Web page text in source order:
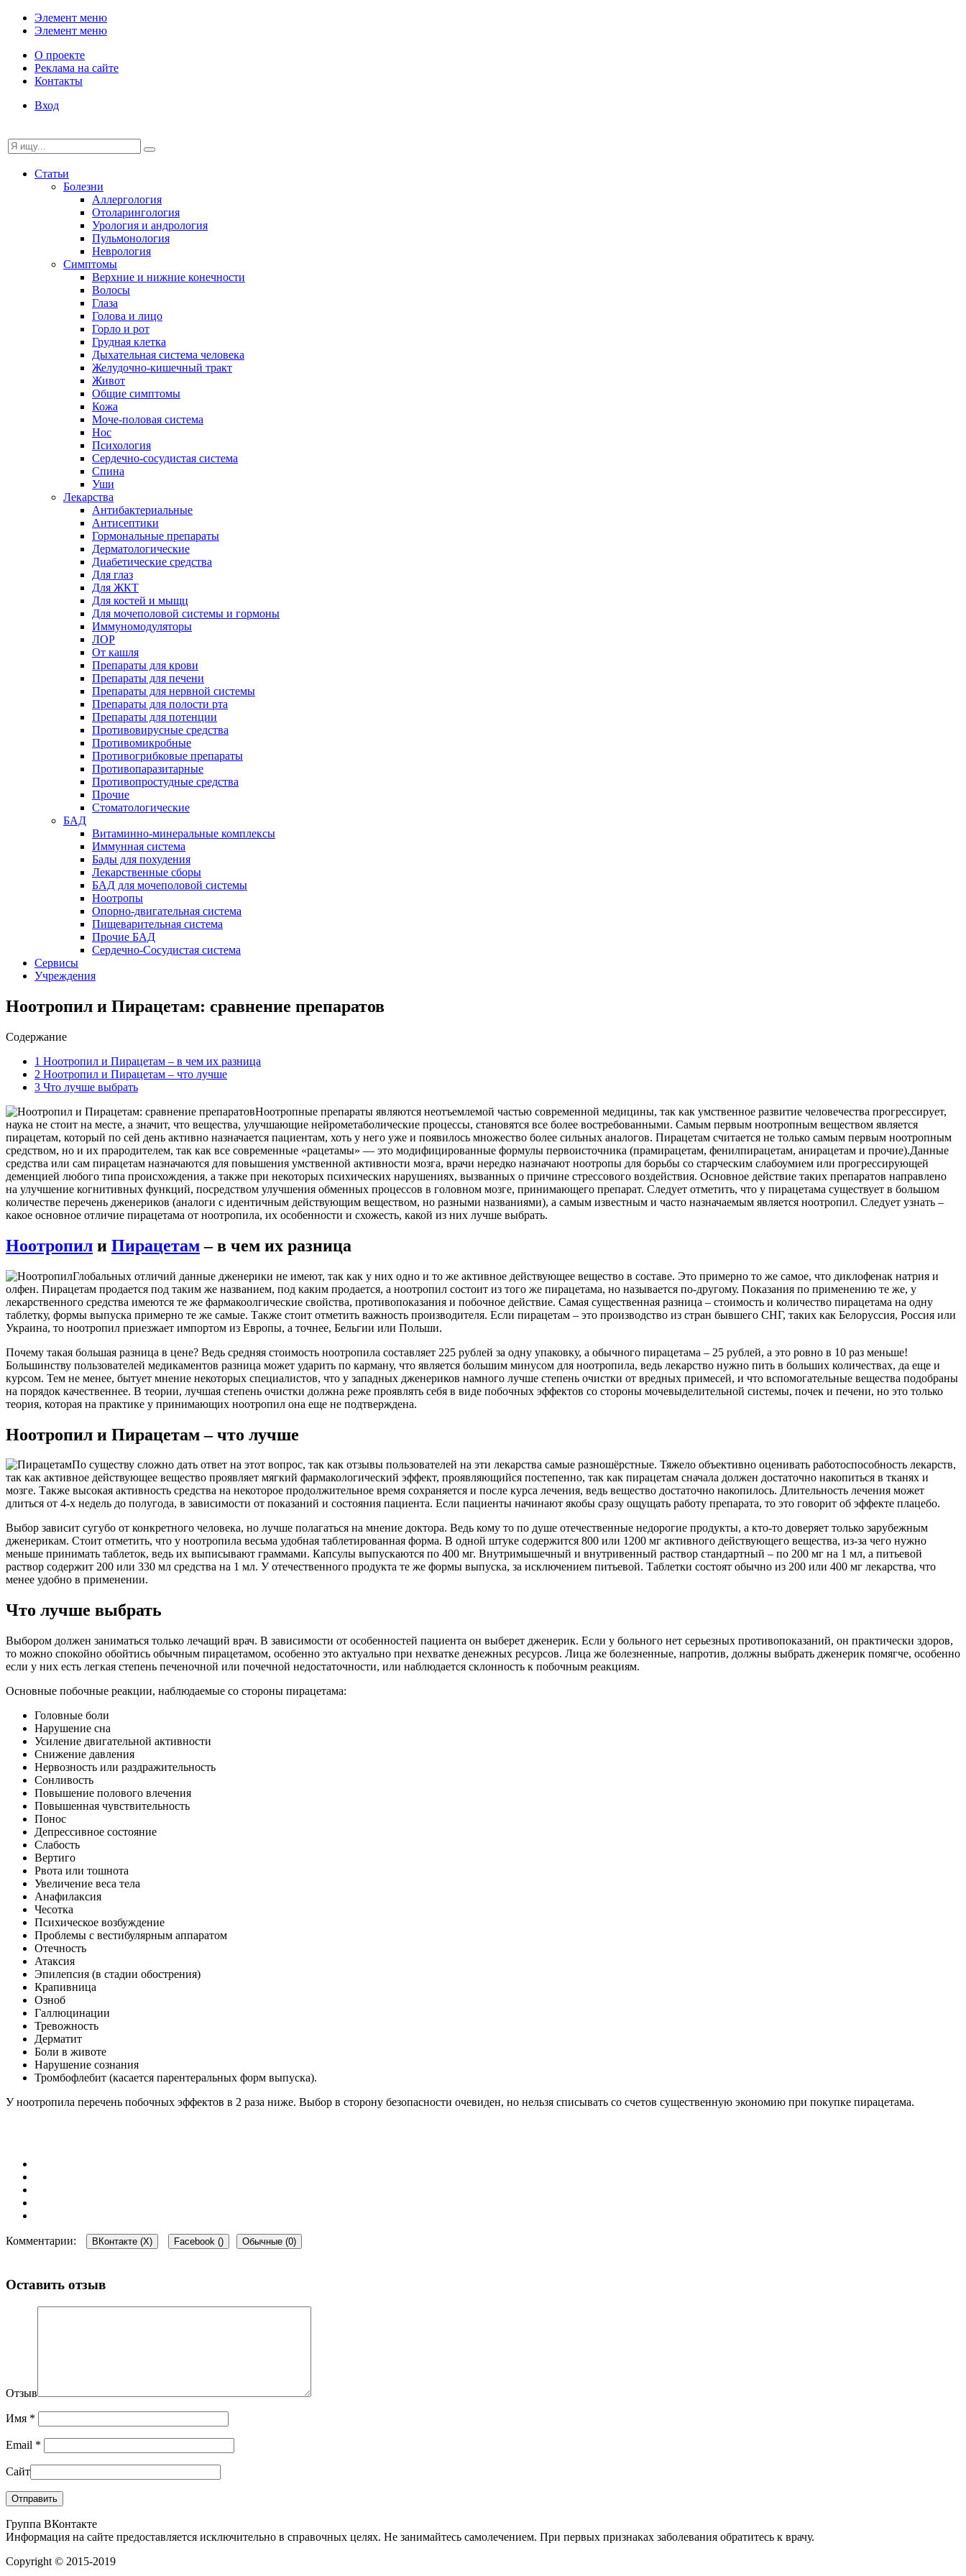
Элемент меню
Элемент меню
О проекте
Реклама на сайте
Контакты
Вход
Статьи
Болезни
Аллергология
Отоларингология
Урология и андрология
Пульмонология
Неврология
Симптомы
Верхние и нижние конечности
Волосы
Глаза
Голова и лицо
Горло и рот
Грудная клетка
Дыхательная система человека
Желудочно-кишечный тракт
Живот
Общие симптомы
Кожа
Моче-половая система
Нос
Психология
Сердечно-сосудистая система
Спина
Уши
Лекарства
Антибактериальные
Антисептики
Гормональные препараты
Дерматологические
Диабетические средства
Для глаз
Для ЖКТ
Для костей и мыщц
Для мочеполовой системы и гормоны
Иммуномодуляторы
ЛОР
От кашля
Препараты для крови
Препараты для печени
Препараты для нервной системы
Препараты для полости рта
Препараты для потенции
Противовирусные средства
Противомикробные
Противогрибковые препараты
Противопаразитарные
Противопростудные средства
Прочие
Стоматологические
БАД
Витаминно-минеральные комплексы
Иммунная система
Бады для похудения
Лекарственные сборы
БАД для мочеполовой системы
Ноотропы
Опорно-двигательная система
Пищеварительная система
Прочие БАД
Сердечно-Сосудистая система
Сервисы
Учреждения
Ноотропил и Пирацетам: сравнение препаратов
Содержание
1 Ноотропил и Пирацетам – в чем их разница
2 Ноотропил и Пирацетам – что лучше
3 Что лучше выбрать
Ноотропные препараты являются неотъемлемой частью современной медицины, так как умственное развитие человечества прогрессирует,
наука не стоит на месте, а значит, что вещества, улучшающие нейрометаболические процессы, становятся все более востребованными. Самым первым ноотропным веществом является
пирацетам, который по сей день активно назначается пациентам, хоть у него уже и появилось множество более сильных аналогов. Пирацетам считается не только самым первым ноотропным
средством, но и их прародителем, так как все современные «рацетамы» — это модифицированные формулы первоисточника (прамирацетам, фенилпирацетам, анирацетам и прочие).Данные
средства или сам пирацетам назначаются для повышения умственной активности мозга, врачи нередко назначают ноотропы для борьбы со старческим слабоумием или прогрессирующей
деменцией любого типа происхождения, а также при некоторых психических нарушениях, вызванных о причине стрессового воздействия. Основное действие таких препаратов направлено
на улучшение когнитивных функций, посредством улучшения обменных процессов в головном мозге, принимающего препарат. Следует отметить, что у пирацетама существует в большом
количестве перечень дженериков (аналоги с идентичным действующим веществом, но разными названиями), а самым известным и часто назначаемым является ноотропил. Следует узнать –
какое основное отличие пирацетама от ноотропила, их особенности и схожесть, какой из них лучше выбрать.
Ноотропил и Пирацетам– в чем их разница
Глобальных отличий данные дженерики не имеют, так как у них одно и то же активное действующее вещество в составе. Это примерно то же самое, что диклофенак натрия и
олфен. Пирацетам продается под таким же названием, под каким продается, а ноотропил состоит из того же пирацетама, но называется по-другому. Показания по применению те же, у
лекарственного средства имеются те же фармакоолгические свойства, противопоказания и побочное действие. Самая существенная разница – стоимость и количество пирацетама на одну
таблетку, формы выпуска примерно те же самые. Также стоит отметить важность производителя. Если пирацетам – это производство из стран бывшего СНГ, таких как Белоруссия, Россия или
Украина, то ноотропил приезжает импортом из Европы, а точнее, Бельгии или Польши.
Почему такая большая разница в цене? Ведь средняя стоимость ноотропила составляет 225 рублей за одну упаковку, а обычного пирацетама – 25 рублей, а это ровно в 10 раз меньше!
Большинству пользователей медикаментов разница может ударить по карману, что является большим минусом для ноотропила, ведь лекарство нужно пить в больших количествах, да еще и
курсом. Тем не менее, бытует мнение некоторых специалистов, что у западных дженериков намного лучше степень очистки от вредных примесей, и что вспомогательные вещества подобраны
на порядок качественнее. В теории, лучшая степень очистки должна реже проявлять себя в виде побочных эффектов со стороны мочевыделительной системы, почек и печени, но это только
теория, которая на практике у принимающих ноотропил она еще не подтверждена.
Ноотропил и Пирацетам – что лучше
По существу сложно дать ответ на этот вопрос, так как отзывы пользователей на эти лекарства самые разношёрстные. Тяжело объективно оценивать работоспособность лекарств,
так как активное действующее вещество проявляет мягкий фармакологический эффект, проявляющийся постепенно, так как пирацетам сначала должен достаточно накопиться в тканях и
мозге. Также высокая активность средства на некоторое продолжительное время сохраняется и после курса лечения, ведь вещество достаточно накопилось. Длительность лечения может
длиться от 4-х недель до полугода, в зависимости от показаний и состояния пациента. Если пациенты начинают якобы сразу ощущать работу препарата, то это говорит об эффекте плацебо.
Выбор зависит сугубо от конкретного человека, но лучше полагаться на мнение доктора. Ведь кому то по душе отечественные недорогие продукты, а кто-то доверяет только зарубежным
дженерикам. Стоит отметить, что у ноотропила весьма удобная таблетированная форма. В одной штуке содержится 800 или 1200 мг активного действующего вещества, из-за чего нужно
меньше принимать таблеток, ведь их выписывают граммами. Капсулы выпускаются по 400 мг. Внутримышечный и внутривенный раствор стандартный – по 200 мг на 1 мл, а питьевой
раствор содержит 200 или 330 мл средства на 1 мл. У отечественного продукта те же формы выпуска, за исключением питьевой. Таблетки состоят обычно из 200 или 400 мг лекарства, что
менее удобно в применении.
Что лучше выбрать
Выбором должен заниматься только лечащий врач. В зависимости от особенностей пациента он выберет дженерик. Если у больного нет серьезных противопоказаний, он практически здоров,
то можно спокойно обойтись обычным пирацетамом, особенно это актуально при нехватке денежных ресурсов. Лица же болезненные, напротив, должны выбрать дженерик помягче, особенно
если у них есть легкая степень печеночной или почечной недостаточности, или наблюдается склонность к побочным реакциям.
Основные побочные реакции, наблюдаемые со стороны пирацетама:
Головные боли
Нарушение сна
Усиление двигательной активности
Снижение давления
Нервозность или раздражительность
Сонливость
Повышение полового влечения
Повышенная чувствительность
Понос
Депрессивное состояние
Слабость
Вертиго
Рвота или тошнота
Увеличение веса тела
Анафилаксия
Чесотка
Психическое возбуждение
Проблемы с вестибулярным аппаратом
Отечность
Атаксия
Эпилепсия (в стадии обострения)
Крапивница
Озноб
Галлюцинации
Тревожность
Дерматит
Боли в животе
Нарушение сознания
Тромбофлебит (касается парентеральных форм выпуска).
У ноотропила перечень побочных эффектов в 2 раза ниже. Выбор в сторону безопасности очевиден, но нельзя списывать со счетов существенную экономию при покупке пирацетама.
Комментарии: ВКонтакте (X) Facebook () Обычные (0)
Оставить отзыв
Отзыв
Имя *
Email *
Сайт
Группа ВКонтакте
Информация на сайте предоставляется исключительно в справочных целях. Не занимайтесь самолечением. При первых признаках заболевания обратитесь к врачу.
Copyright © 2015-2019